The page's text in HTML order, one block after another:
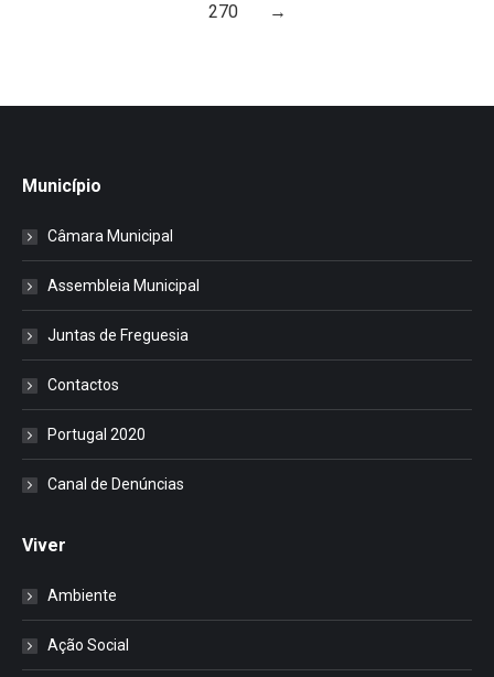
270
→
Município
Câmara Municipal
Assembleia Municipal
Juntas de Freguesia
Contactos
Portugal 2020
Canal de Denúncias
Viver
Ambiente
Ação Social